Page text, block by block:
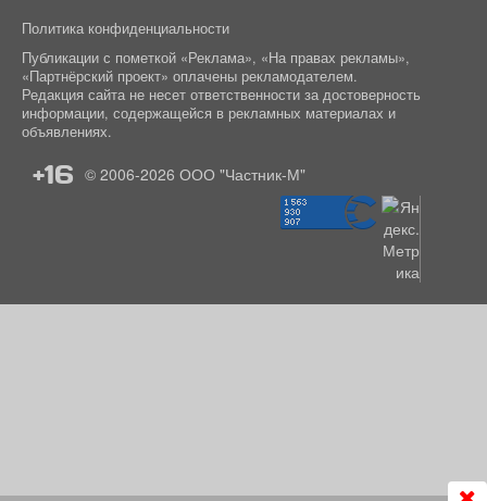
Политика конфиденциальности
Публикации с пометкой «Реклама», «На правах рекламы»,
«Партнёрский проект» оплачены рекламодателем.
Редакция сайта не несет ответственности за достоверность
информации, содержащейся в рекламных материалах и
объявлениях.
+16 © 2006-2026 ООО "Частник-М"